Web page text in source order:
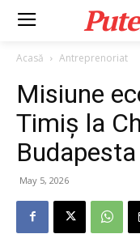
Acasă Antreprenoriat
Misiune
Timiș la
May 5, 2026